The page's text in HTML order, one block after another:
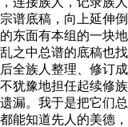
谱底稿，向上延伸
东面有本组的一块
之中总谱的底稿也
全族人整理、修订
犹豫地担任起续修
漏。我于是把它们
能知道先人的美德